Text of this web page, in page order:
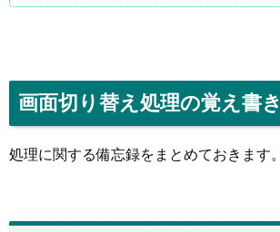
画面切り替え処理の覚え書き
処理に関する備忘録をまとめておきます。